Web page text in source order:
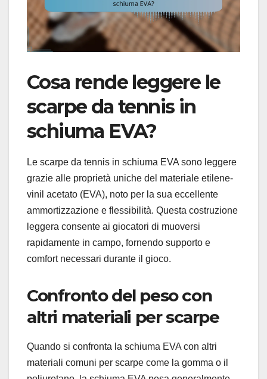
Cosa rende leggere le
scarpe da tennis in
schiuma EVA?
Le scarpe da tennis in schiuma EVA sono leggere
grazie alle proprietà uniche del materiale etilene-
vinil acetato (EVA), noto per la sua eccellente
ammortizzazione e flessibilità. Questa costruzione
leggera consente ai giocatori di muoversi
rapidamente in campo, fornendo supporto e
comfort necessari durante il gioco.
Confronto del peso con
altri materiali per scarpe
Quando si confronta la schiuma EVA con altri
materiali comuni per scarpe come la gomma o il